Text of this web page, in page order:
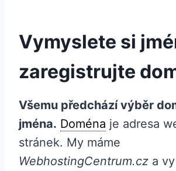
Vymyslete si
zaregistrujte
Všemu předchází výběr
jména. Doména je adresa
stránek. My máme
WebhostingCentrum.cz a